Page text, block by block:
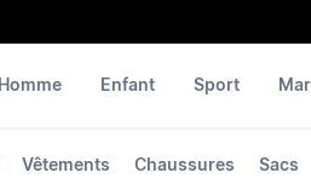
Vêtements Chaussures Sacs
Homme Enfant Sport